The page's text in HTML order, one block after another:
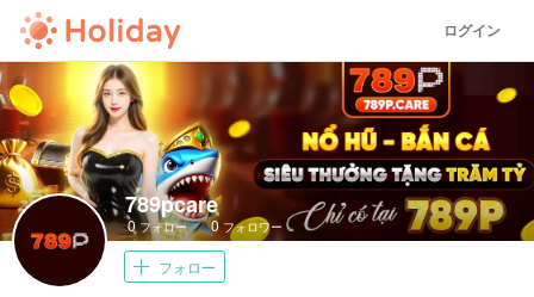
ログイン
789pcare
0フォロー 0 フォロワー
フォロー